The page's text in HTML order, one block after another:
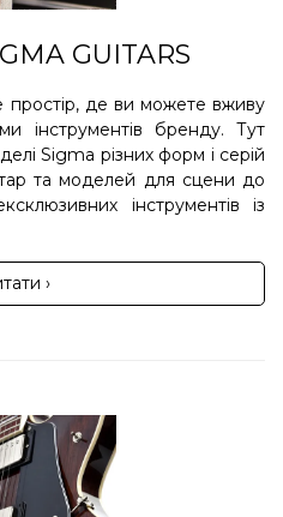
GUITARS
де ви можете вживу
інструментів бренду. Тут
Sigma різних форм і серій
та моделей для сцени до
інструментів із
›